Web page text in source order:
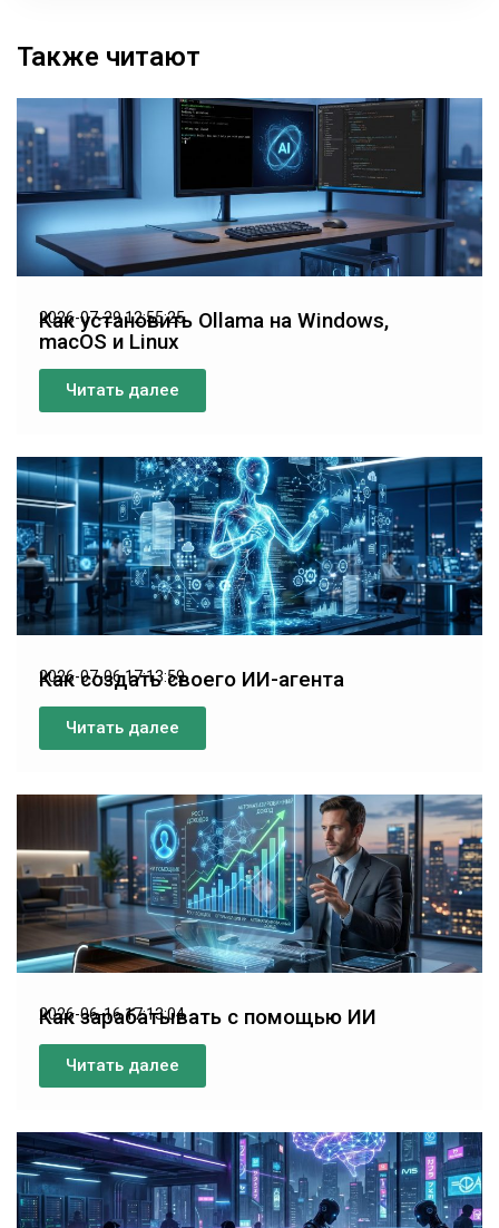
Также читают
2026-07-29 12:55:25
Как установить Ollama на Windows,
macOS и Linux
Читать далее
2026-07-06 17:13:59
Как создать своего ИИ-агента
Читать далее
2026-06-16 17:13:04
Как зарабатывать с помощью ИИ
Читать далее